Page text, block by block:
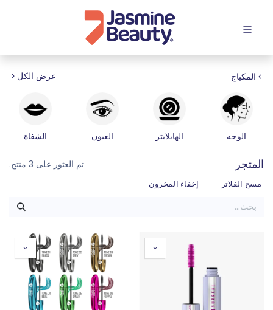
المكياج عرض الكل
الوجه الهايلايتر العيون الشفاة
المتجر تم العثور على 3 منتج.
مسح الفلاتر إخفاء المخزون